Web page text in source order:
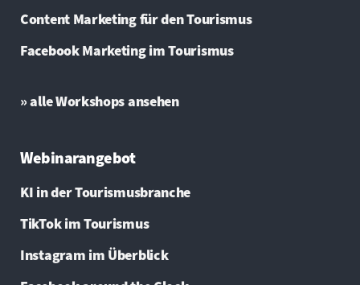
Content Marketing für den Tourismus
Facebook Marketing im Tourismus
» alle Workshops ansehen
Webinarangebot
KI in der Tourismusbranche
TikTok im Tourismus
Instagram im Überblick